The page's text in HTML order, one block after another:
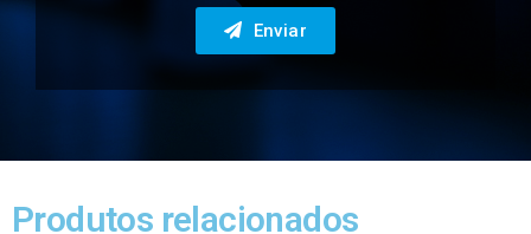
Enviar
Produtos relacionados